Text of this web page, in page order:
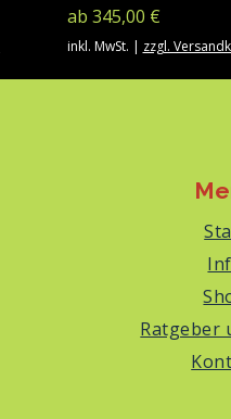
ab 345,00 €
Sale-Preis
inkl. MwSt. | zzgl.
Ratgeber